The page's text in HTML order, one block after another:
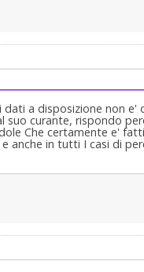
a disposizione non
suo curante, rispondo
Che certamente e'
anche in tutti I casi di